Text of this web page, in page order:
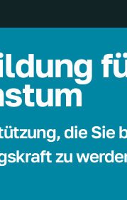
die Sie
zu